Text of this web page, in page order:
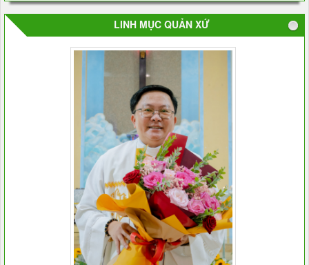
LINH MỤC QUẢN XỨ